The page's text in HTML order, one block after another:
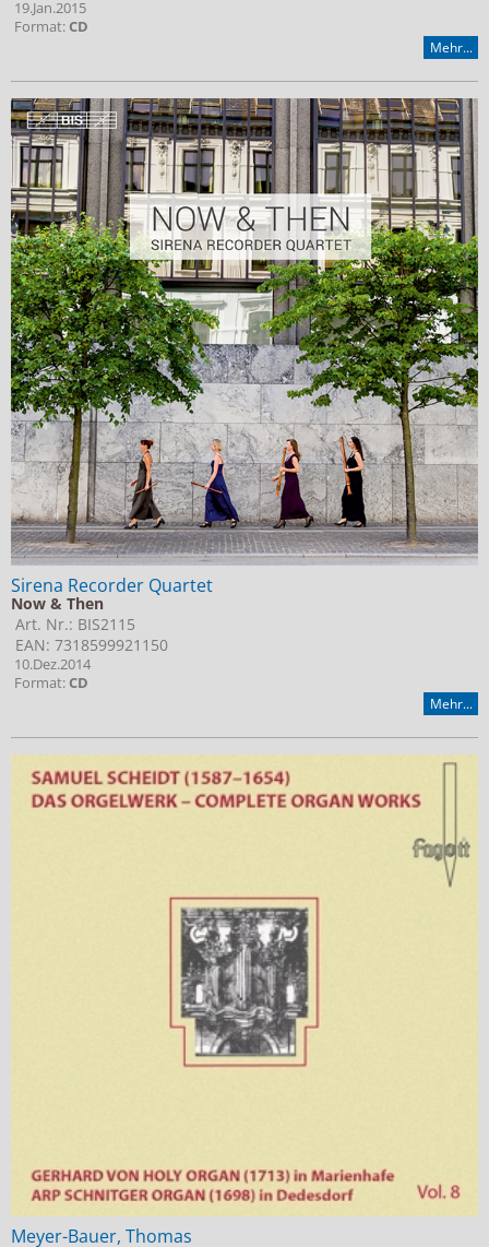
19.Jan.2015
Format:CD
Mehr...
Sirena Recorder Quartet
Now & Then
Art. Nr.: BIS2115
EAN: 7318599921150
10.Dez.2014
Format:CD
Mehr...
Meyer-Bauer, Thomas